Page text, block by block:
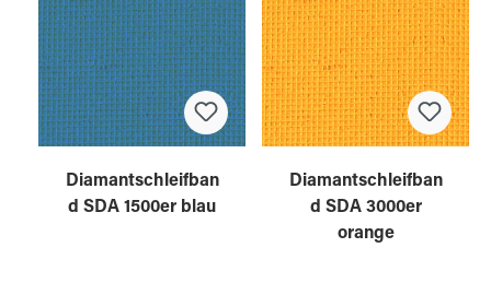
Diamantschleifban
d SDA 1500er blau
Diamantschleifban
d SDA 3000er
orange